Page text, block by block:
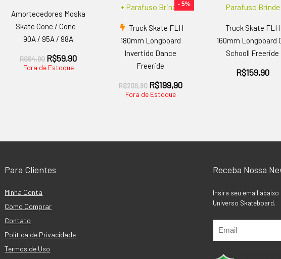
Amortecedores Moska
Skate Cone / Cone –
90A / 95A / 98A
R$64,90 O
preço
R$59,90O
Fora de Estoque
- 5%
Truck Skate FLH
180mm Longboard
Invertido Dance
Freeride
R$209,90 O
preço
R$199,90O
Fora de Estoque
Truck Skate FLH
160mm Longboard
Schooll Freeride
R$159,90
Para Clientes
Minha Conta
Como Comprar
Contato
Política de Privacidade
Termos de Uso
Receba Nossa
Insira seu email
Universo Skateboard.